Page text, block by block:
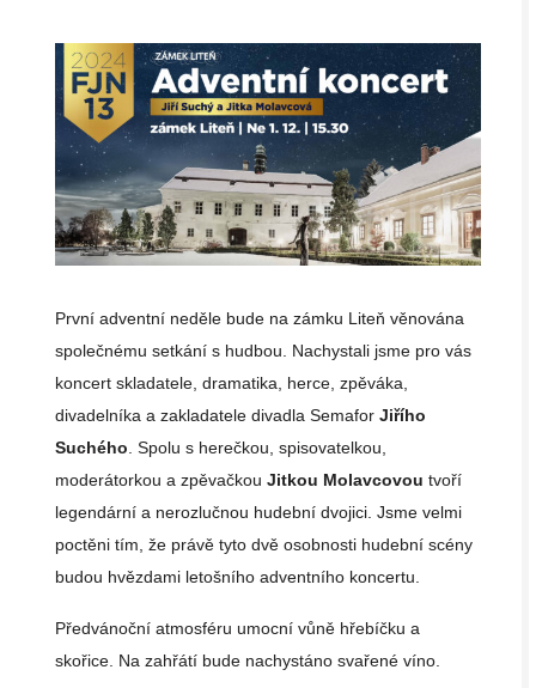
První adventní neděle bude na zámku Liteň věnována
společnému setkání s hudbou. Nachystali jsme pro vás
koncert skladatele, dramatika, herce, zpěváka,
divadelníka a zakladatele divadla Semafor Jiřího
Suchého. Spolu s herečkou, spisovatelkou,
moderátorkou a zpěvačkou Jitkou Molavcovou tvoří
legendární a nerozlučnou hudební dvojici. Jsme velmi
poctěni tím, že právě tyto dvě osobnosti hudební scény
budou hvězdami letošního adventního koncertu.
Předvánoční atmosféru umocní vůně hřebíčku a
skořice. Na zahřátí bude nachystáno svařené víno.